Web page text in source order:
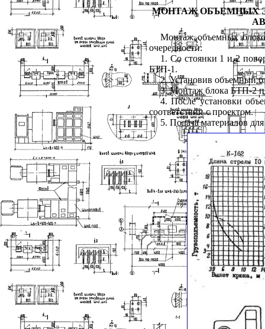
МОНТАЖ ОБЪЕМНЫХ
Монтаж объемных
очередности:
1. Со стоянки 1 и 2
БТП-1.
2. Установив объемный
3. Монтаж блока БТП-2
4. После установки
соответствии с проектом.
5. Подача материалов